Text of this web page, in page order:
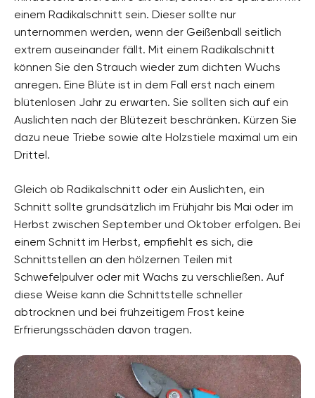
einem Radikalschnitt sein. Dieser sollte nur
unternommen werden, wenn der Geißenball seitlich
extrem auseinander fällt. Mit einem Radikalschnitt
können Sie den Strauch wieder zum dichten Wuchs
anregen. Eine Blüte ist in dem Fall erst nach einem
blütenlosen Jahr zu erwarten. Sie sollten sich auf ein
Auslichten nach der Blütezeit beschränken. Kürzen Sie
dazu neue Triebe sowie alte Holzstiele maximal um ein
Drittel.
Gleich ob Radikalschnitt oder ein Auslichten, ein
Schnitt sollte grundsätzlich im Frühjahr bis Mai oder im
Herbst zwischen September und Oktober erfolgen. Bei
einem Schnitt im Herbst, empfiehlt es sich, die
Schnittstellen an den hölzernen Teilen mit
Schwefelpulver oder mit Wachs zu verschließen. Auf
diese Weise kann die Schnittstelle schneller
abtrocknen und bei frühzeitigem Frost keine
Erfrierungsschäden davon tragen.